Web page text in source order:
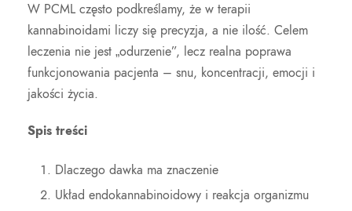
W PCML często podkreślamy, że w terapii
kannabinoidami liczy się precyzja, a nie ilość. Celem
leczenia nie jest „odurzenie”, lecz realna poprawa
funkcjonowania pacjenta – snu, koncentracji, emocji i
jakości życia.
Spis treści
Dlaczego dawka ma znaczenie
Układ endokannabinoidowy i reakcja organizmu